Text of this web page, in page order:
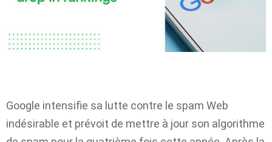
Google intensifie sa lutte contre le spam Web
indésirable et prévoit de mettre à jour son algorithme